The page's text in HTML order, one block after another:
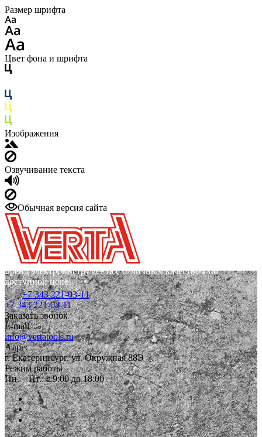
Размер шрифта
Цвет фона и шрифта
Изображения
Озвучивание текста
Обычная версия сайта
Бренд электроинструмента с отличным качеством по
доступной цене!
+7 343 221-03-11
+7 343 221-03-11
Заказать звонок
E-mail
info@vertatools.ru
Адрес
г. Екатеринбург, ул. Окружная 88Э
Режим работы
Пн. – Пт.: с 9:00 до 18:00